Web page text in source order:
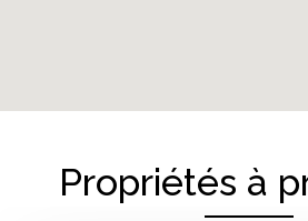
Propriétés à